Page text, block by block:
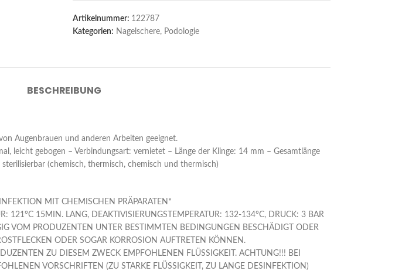
Artikelnummer: 122787
Kategorien: Nagelschere, Podologie
BESCHREIBUNG
Augenbrauen und anderen Arbeiten geeignet.
leicht gebogen – Verbindungsart: vernietet – Länge der Klinge: 14 mm – Gesamtlänge
(chemisch, thermisch, chemisch und thermisch)
MIT CHEMISCHEN PRÄPARATEN*
121°C 15MIN. LANG, DEAKTIVISIERUNGSTEMPERATUR: 132-134°C, DRUCK: 3 BAR
VOM PRODUZENTEN UNTER BESTIMMTEN BEDINGUNGEN BESCHÄDIGT ODER
ODER SOGAR KORROSION AUFTRETEN KÖNNEN.
ZU DIESEM ZWECK EMPFOHLENEN FLÜSSIGKEIT. ACHTUNG!!! BEI
VORSCHRIFTEN (ZU STARKE FLÜSSIGKEIT, ZU LANGE DESINFEKTION)